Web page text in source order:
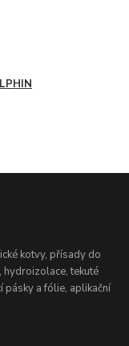
kotvy, přísady do
hydroizolace, tekuté
pásky a fólie, aplikační